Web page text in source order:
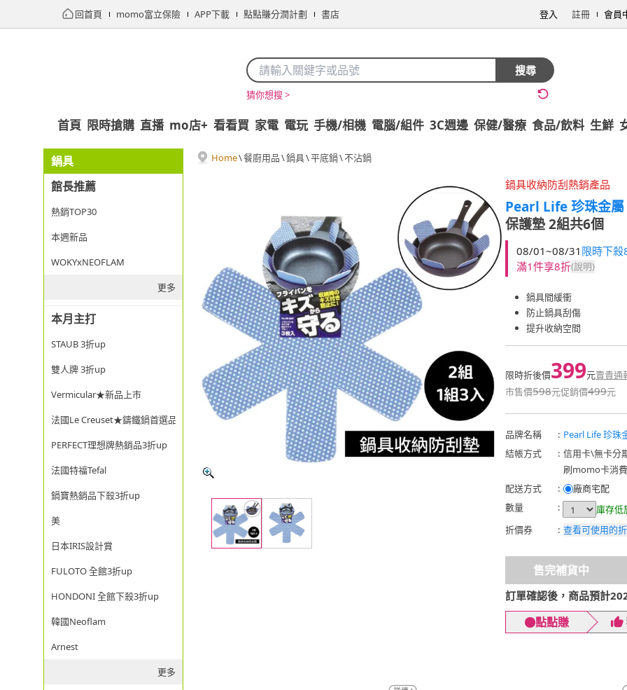
回首頁 momo富立保險 APP下載 點點賺分潤計劃 書店 登入 註冊 會員
搜尋
猜你想搜 >
首頁 限時搶購 直播 mo店+ 看看買 家電 電玩 手機/相機 電腦/組件 3C週邊 保健/醫療 食品/飲料 生鮮
鍋具
館長推薦
熱銷TOP30
本週新品
WOKYxNEOFLAM
更多
本月主打
STAUB 3折up
雙人牌 3折up
Vermicular★新品上市
法國Le Creuset★鑄鐵鍋首選品牌
PERFECT理想牌熱銷品3折up
法國特福Tefal
鍋寶熱銷品下殺3折up
美
日本IRIS設計賞
FULOTO 全館3折up
HONDONI 全館下殺3折up
韓國Neoflam
Arnest
更多
Home\餐廚用品\鍋具\平底鍋\不沾鍋
鍋具收納防刮熱銷產品
Pearl Life 珍珠金屬
保護墊 2組共6個
08/01~08/31 限時下
滿1件享8折(說明)
鍋具間緩衝
防止鍋具刮傷
提升收納空間
限時折後價399元賣貴通
市售價598元促銷價499元
品牌名稱 : Pearl Life 珍珠
結帳方式
: 信用卡\無卡分
刷momo卡消
配送方式
:
廠商宅配
數量
: 庫存低
折價券
: 查看可使用的
售完補貨中
訂單確認後，商品預計
點點賺